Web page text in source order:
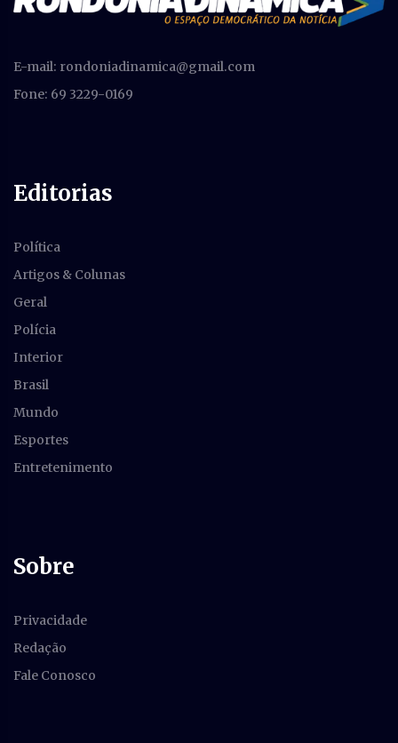
E-mail: rondoniadinamica@gmail.com
Fone: 69 3229-0169
Editorias
Política
Artigos & Colunas
Geral
Polícia
Interior
Brasil
Mundo
Esportes
Entretenimento
Sobre
Privacidade
Redação
Fale Conosco